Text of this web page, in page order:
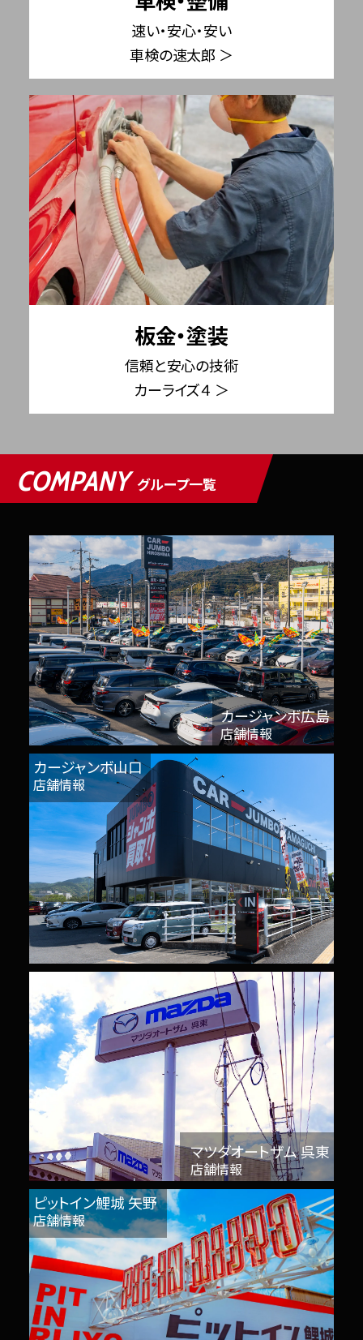
速い・安心・安い
車検の速太郎 ＞
板金・塗装
信頼と安心の技術
カーライズ４ ＞
COMPANY グループ一覧
カージャンボ広島
店舗情報
カージャンボ山口
店舗情報
マツダオートザム 呉東
店舗情報
ピットイン鯉城 矢野
店舗情報